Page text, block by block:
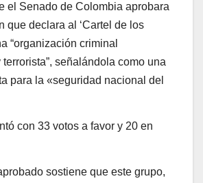
el Senado de Colombia aprobara
que declara al ‘Cartel de los
“organización criminal
señalándola como una
para la «seguridad nacional del
con 33 votos a favor y 20 en
sostiene que este grupo,